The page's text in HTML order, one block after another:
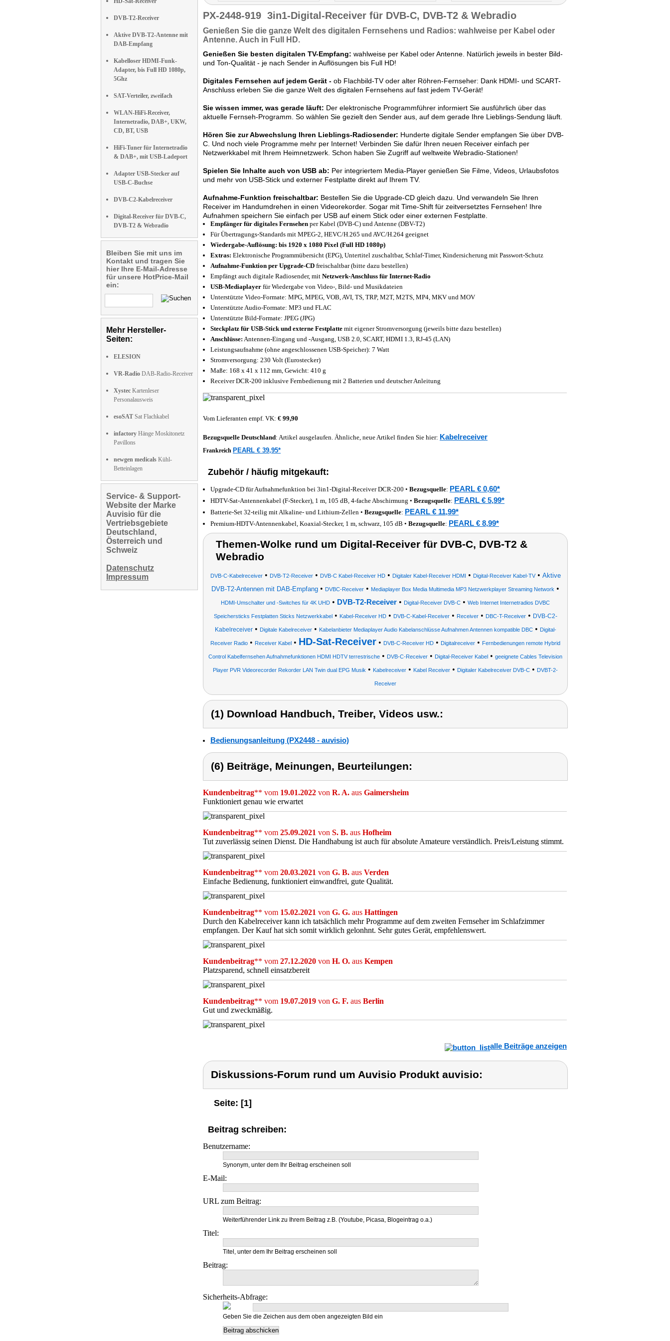
DVB-T2-Receiver
Aktive DVB-T2-Antenne mit
DAB-Empfang
Kabelloser HDMI-Funk-
Adapter, bis Full HD 1080p,
5Ghz
SAT-Verteiler, zweifach
WLAN-HiFi-Receiver,
Internetradio, DAB+, UKW,
CD, BT, USB
HiFi-Tuner für Internetradio
& DAB+, mit USB-Ladeport
Adapter USB-Stecker auf
USB-C-Buchse
DVB-C2-Kabelreceiver
Digital-Receiver für DVB-C,
DVB-T2 & Webradio
Bleiben Sie mit uns im
Kontakt und tragen Sie
hier Ihre E-Mail-Adresse
für unsere HotPrice-Mail
ein:
Mehr Hersteller-
Seiten:
ELESION
VR-Radio DAB-Radio-Receiver
Xystec Kartenleser
Personalausweis
esoSAT Sat Flachkabel
infactory Hänge Moskitonetz
Pavillons
newgen medicals Kühl-
Betteinlagen
Service- & Support-
Website der Marke
Auvisio für die
Vertriebsgebiete
Deutschland,
Österreich und
Schweiz
Datenschutz
Impressum
PX-2448-919 3in1-Digital-Receiver für DVB-C, DVB-T2 & Webradio
Genießen Sie die ganze Welt des digitalen Fernsehens und Radios: wahlweise per Kabel oder
Antenne. Auch in Full HD.
Genießen Sie besten digitalen TV-Empfang: wahlweise per Kabel oder Antenne. Natürlich jeweils in bester Bild-
und Ton-Qualität - je nach Sender in Auflösungen bis Full HD!
Digitales Fernsehen auf jedem Gerät - ob Flachbild-TV oder alter Röhren-Fernseher: Dank HDMI- und SCART-
Anschluss erleben Sie die ganze Welt des digitalen Fernsehens auf fast jedem TV-Gerät!
Sie wissen immer, was gerade läuft: Der elektronische Programmführer informiert Sie ausführlich über das
aktuelle Fernseh-Programm. So wählen Sie gezielt den Sender aus, auf dem gerade Ihre Lieblings-Sendung läuft.
Hören Sie zur Abwechslung Ihren Lieblings-Radiosender: Hunderte digitale Sender empfangen Sie über DVB-
C. Und noch viele Programme mehr per Internet! Verbinden Sie dafür Ihren neuen Receiver einfach per
Netzwerkkabel mit Ihrem Heimnetzwerk. Schon haben Sie Zugriff auf weltweite Webradio-Stationen!
Spielen Sie Inhalte auch von USB ab: Per integriertem Media-Player genießen Sie Filme, Videos, Urlaubsfotos
und mehr von USB-Stick und externer Festplatte direkt auf Ihrem TV.
Aufnahme-Funktion freischaltbar: Bestellen Sie die Upgrade-CD gleich dazu. Und verwandeln Sie Ihren
Receiver im Handumdrehen in einen Videorekorder. Sogar mit Time-Shift für zeitversetztes Fernsehen! Ihre
Aufnahmen speichern Sie einfach per USB auf einem Stick oder einer externen Festplatte.
Empfänger für digitales Fernsehen per Kabel (DVB-C) und Antenne (DBV-T2)
Für Übertragungs-Standards mit MPEG-2, HEVC/H.265 und AVC/H.264 geeignet
Wiedergabe-Auflösung: bis 1920 x 1080 Pixel (Full HD 1080p)
Extras: Elektronische Programmübersicht (EPG), Untertitel zuschaltbar, Schlaf-Timer, Kindersicherung mit Passwort-Schutz
Aufnahme-Funktion per Upgrade-CD freischaltbar (bitte dazu bestellen)
Empfängt auch digitale Radiosender, mit Netzwerk-Anschluss für Internet-Radio
USB-Mediaplayer für Wiedergabe von Video-, Bild- und Musikdateien
Unterstützte Video-Formate: MPG, MPEG, VOB, AVI, TS, TRP, M2T, M2TS, MP4, MKV und MOV
Unterstützte Audio-Formate: MP3 und FLAC
Unterstützte Bild-Formate: JPEG (JPG)
Steckplatz für USB-Stick und externe Festplatte mit eigener Stromversorgung (jeweils bitte dazu bestellen)
Anschlüsse: Antennen-Eingang und -Ausgang, USB 2.0, SCART, HDMI 1.3, RJ-45 (LAN)
Leistungsaufnahme (ohne angeschlossenen USB-Speicher): 7 Watt
Stromversorgung: 230 Volt (Eurostecker)
Maße: 168 x 41 x 112 mm, Gewicht: 410 g
Receiver DCR-200 inklusive Fernbedienung mit 2 Batterien und deutscher Anleitung
Vom Lieferanten empf. VK: € 99,90
Bezugsquelle Deutschland: Artikel ausgelaufen. Ähnliche, neue Artikel finden Sie hier: Kabelreceiver
Frankreich PEARL € 39,95*
Zubehör / häufig mitgekauft:
Upgrade-CD für Aufnahmefunktion bei 3in1-Digital-Receiver DCR-200 • Bezugsquelle: PEARL € 0,60*
HDTV-Sat-Antennenkabel (F-Stecker), 1 m, 105 dB, 4-fache Abschirmung • Bezugsquelle: PEARL € 5,99*
Batterie-Set 32-teilig mit Alkaline- und Lithium-Zellen • Bezugsquelle: PEARL € 11,99*
Premium-HDTV-Antennenkabel, Koaxial-Stecker, 1 m, schwarz, 105 dB • Bezugsquelle: PEARL € 8,99*
Themen-Wolke rund um Digital-Receiver für DVB-C, DVB-T2 &
Webradio
DVB-C-Kabelreceiver• DVB-T2-Receiver• DVB-C Kabel-Receiver HD• Digitaler Kabel-Receiver HDMI • Digital-Receiver Kabel-TV• Aktive
DVB-T2-Antennen mit DAB-Empfang • DVBC-Receiver • Mediaplayer Box Media Multimedia MP3 Netzwerkplayer Streaming Network •
HDMI-Umschalter und -Switches für 4K UHD • DVB-T2-Receiver • Digital-Receiver DVB-C • Web Internet Internetradios DVBC
Speichersticks Festplatten Sticks Netzwerkkabel• Kabel-Receiver HD• DVB-C-Kabel-Receiver• Receiver• DBC-T-Receiver• DVB-C2-
Kabelreceiver• Digitale Kabelreceiver• Kabelanbieter Mediaplayer Audio Kabelanschlüsse Aufnahmen Antennen kompatible DBC• Digital-
Receiver Radio • Receiver Kabel • HD-Sat-Receiver • DVB-C-Receiver HD • Digitalreceiver • Fernbedienungen remote Hybrid
Control Kabelfernsehen Aufnahmefunktionen HDMI HDTV terrestrische • DVB-C-Receiver • Digital-Receiver Kabel • geeignete Cables Television
Player PVR Videorecorder Rekorder LAN Twin dual EPG Musik • Kabelreceiver • Kabel Receiver • Digitaler Kabelreceiver DVB-C • DVBT-2-
Receiver
(1) Download Handbuch, Treiber, Videos usw.:
Bedienungsanleitung (PX2448 - auvisio)
(6) Beiträge, Meinungen, Beurteilungen:
Kundenbeitrag** vom 19.01.2022 von R. A. aus Gaimersheim
Funktioniert genau wie erwartet
Kundenbeitrag** vom 25.09.2021 von S. B. aus Hofheim
Tut zuverlässig seinen Dienst. Die Handhabung ist auch für absolute Amateure verständlich. Preis/Leistung stimmt.
Kundenbeitrag** vom 20.03.2021 von G. B. aus Verden
Einfache Bedienung, funktioniert einwandfrei, gute Qualität.
Kundenbeitrag** vom 15.02.2021 von G. G. aus Hattingen
Durch den Kabelreceiver kann ich tatsächlich mehr Programme auf dem zweiten Fernseher im Schlafzimmer
empfangen. Der Kauf hat sich somit wirklich gelonhnt. Sehr gutes Gerät, empfehlenswert.
Kundenbeitrag** vom 27.12.2020 von H. O. aus Kempen
Platzsparend, schnell einsatzbereit
Kundenbeitrag** vom 19.07.2019 von G. F. aus Berlin
Gut und zweckmäßig.
alle Beiträge anzeigen
Diskussions-Forum rund um Auvisio Produkt auvisio:
Seite: [1]
Beitrag schreiben:
Benutzername:
Synonym, unter dem Ihr Beitrag erscheinen soll
E-Mail:
URL zum Beitrag:
Weiterführender Link zu Ihrem Beitrag z.B. (Youtube, Picasa, Blogeintrag o.a.)
Titel:
Titel, unter dem Ihr Beitrag erscheinen soll
Beitrag:
Sicherheits-Abfrage:
Geben Sie die Zeichen aus dem oben angezeigten Bild ein